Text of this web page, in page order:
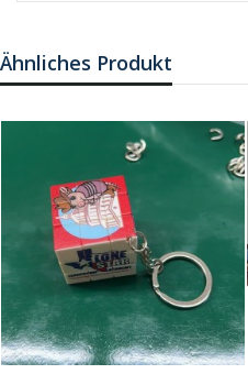
Ähnliches Produkt